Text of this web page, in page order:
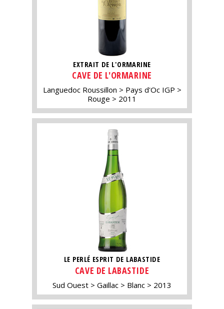
EXTRAIT DE L'ORMARINE
CAVE DE L'ORMARINE
Languedoc Roussillon
Pays d'Oc IGP
Rouge
2011
LE PERLÉ ESPRIT DE LABASTIDE
CAVE DE LABASTIDE
Sud Ouest Gaillac Blanc 2013